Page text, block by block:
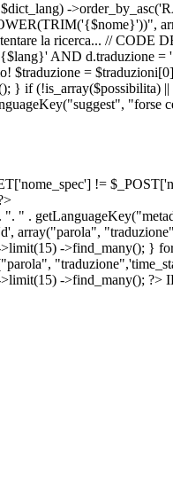
-
la ricerca... // CODE
AND d.traduzione
$traduzione =
if (!is_array($possibilita)
"forse
!=
" .
array("parola",
->find_many(); }
->find_many(); ?>